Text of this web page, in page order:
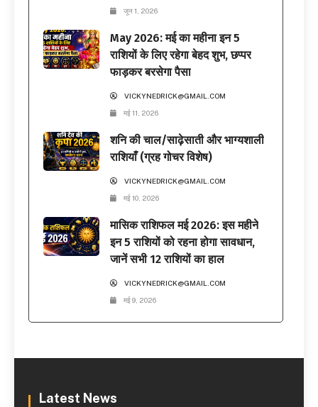
जून 1, 2026
May 2026: मई का महीना इन 5
राशियों के लिए रहेगा बेहद शुभ, छप्पर
फाड़कर बरसेगा पैसा
VICKYNEDRICK@GMAIL.COM
मई 11, 2026
शनि की चाल/साढ़ेसाती और भाग्यशाली
राशियाँ (ग्रह गोचर विशेष)
VICKYNEDRICK@GMAIL.COM
मई 10, 2026
मासिक राशिफल मई 2026: इस महीने
इन 5 राशियों को रहना होगा सावधान,
जानें सभी 12 राशियों का हाल
VICKYNEDRICK@GMAIL.COM
मई 9, 2026
Latest News